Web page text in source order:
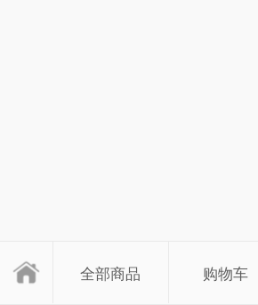
全部商品 购物车